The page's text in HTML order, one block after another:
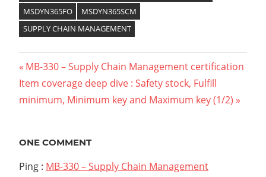
MSDYN365FO
MSDYN365SCM
SUPPLY CHAIN MANAGEMENT
Navigation
de
Previous
Post:
MB-330 – Supply Chain Management certification
Next
Post:
Item coverage deep dive : Safety stock, Fulfill
minimum, Minimum key and Maximum key (1/2)
ONE COMMENT
Ping : MB-330 – Supply Chain Management